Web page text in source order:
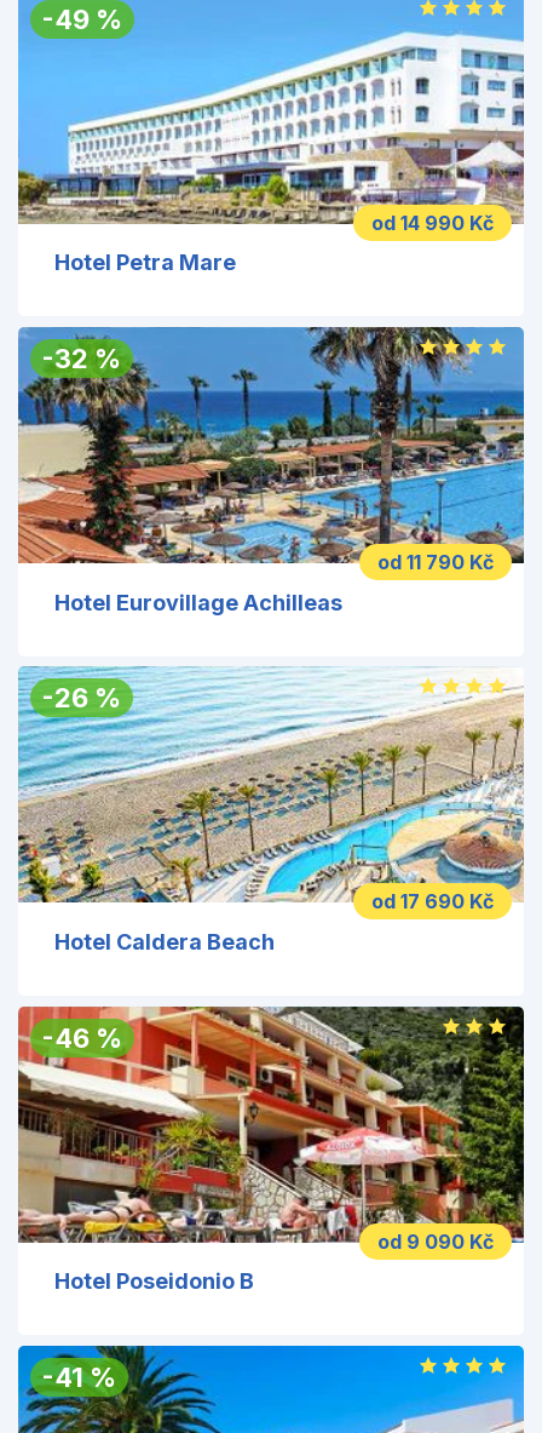
od 14 990 Kč
-49 %
Hotel Petra Mare
od 11 790 Kč
-32%
Hotel Eurovillage Achilleas
od 17 690 Kč
-26 %
Hotel Caldera Beach
od 9 090 Kč
-46 %
Hotel Poseidonio B
-41%